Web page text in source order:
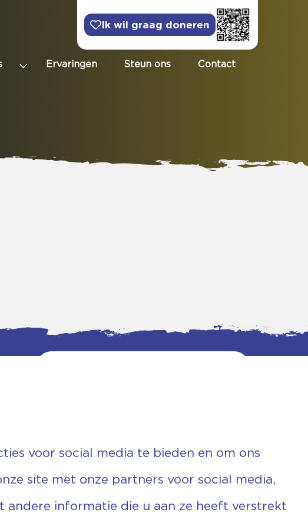
Ik wil graag doneren
Ervaringen Steun ons Contact
voor social media te bieden en om ons
site met onze partners voor social media,
andere informatie die u aan ze heeft verstrekt